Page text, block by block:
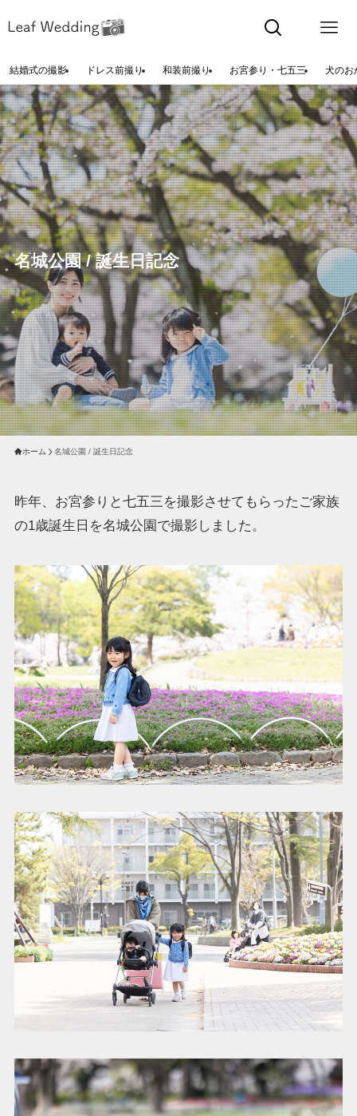
結婚式の撮影 ドレス前撮り 和装前撮り お宮参り・七五三 犬のお
名城公園 / 誕生日記念
ホーム 名城公園 / 誕生日記念
昨年、お宮参りと七五三を撮影させてもらったご家族
の1歳誕生日を名城公園で撮影しました。